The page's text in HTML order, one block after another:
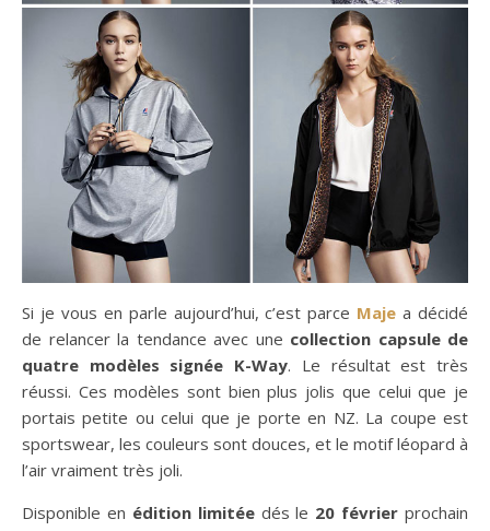
Si je vous en parle aujourd’hui, c’est parce Maje a décidé
de relancer la tendance avec une collection capsule de
quatre modèles signée K-Way. Le résultat est très
réussi. Ces modèles sont bien plus jolis que celui que je
portais petite ou celui que je porte en NZ. La coupe est
sportswear, les couleurs sont douces, et le motif léopard à
l’air vraiment très joli.
Disponible en édition limitéedés le 20 février prochain